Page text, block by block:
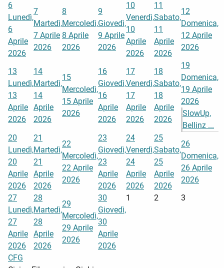
6
Lunedì,
6
Aprile
2026
7
Martedì,
7 Aprile
2026
8
Mercoledì,
8 Aprile
2026
9
Giovedì,
9 Aprile
2026
10
Venerdì,
10
Aprile
2026
11
Sabato,
11
Aprile
2026
12
Domenica,
12 Aprile
2026
13
Lunedì,
13
Aprile
2026
14
Martedì,
14
Aprile
2026
15
Mercoledì,
15 Aprile
2026
16
Giovedì,
16
Aprile
2026
17
Venerdì,
17
Aprile
2026
18
Sabato,
18
Aprile
2026
19
Domenica,
19 Aprile
2026
SlowUp,
Bellinz ...
20
Lunedì,
20
Aprile
2026
21
Martedì,
21
Aprile
2026
22
Mercoledì,
22 Aprile
2026
23
Giovedì,
23
Aprile
2026
24
Venerdì,
24
Aprile
2026
25
Sabato,
25
Aprile
2026
26
Domenica,
26 Aprile
2026
27
Lunedì,
27
Aprile
2026
28
Martedì,
28
Aprile
2026
29
Mercoledì,
29 Aprile
2026
30
Giovedì,
30
Aprile
2026
1 2 3
CFG